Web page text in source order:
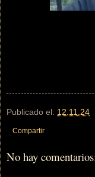
Publicado el: 12.11.24
Compartir
No hay